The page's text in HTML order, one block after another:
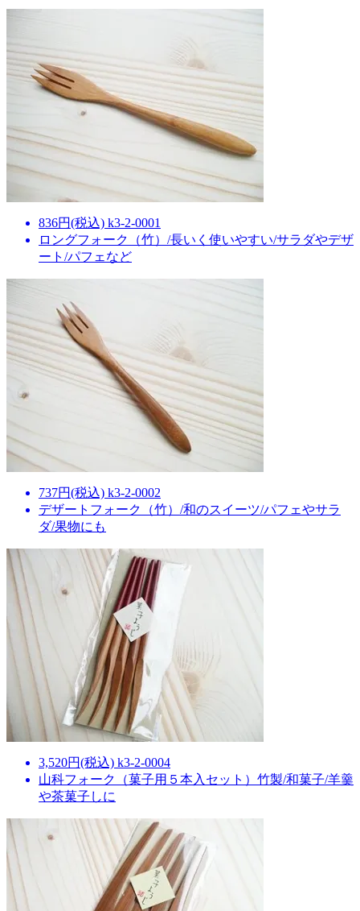
836円(税込) k3-2-0001
ロングフォーク（竹）/長いく使いやすい/サラダやデザ
ート/パフェなど
737円(税込) k3-2-0002
デザートフォーク（竹）/和のスイーツ/パフェやサラ
ダ/果物にも
3,520円(税込) k3-2-0004
山科フォーク（菓子用５本入セット）竹製/和菓子/羊羹
や茶菓子しに